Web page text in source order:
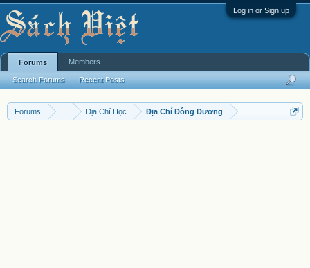
Log in or Sign up
Forums Địa Chí Học Địa Chí Đông Dương
Forums
Search Forums Recent Posts
Members